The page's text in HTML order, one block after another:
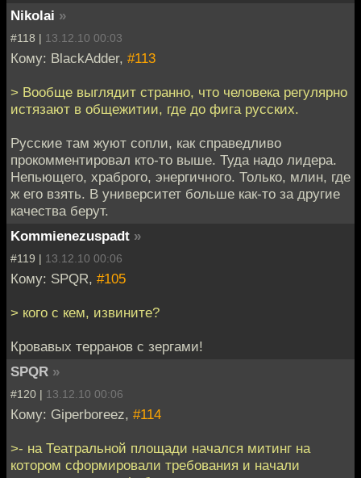
Nikolai »
#118 | 13.12.10 00:03
Кому: BlackAdder, #113
> Вообще выглядит странно, что человека регулярно
истязают в общежитии, где до фига русских.
Русские там жуют сопли, как справедливо
прокомментировал кто-то выше. Туда надо лидера.
Непьющего, храброго, энергичного. Только, млин, где
ж его взять. В университет больше как-то за другие
качества берут.
Kommienezuspadt »
#119 | 13.12.10 00:06
Кому: SPQR, #105
> кого с кем, извините?
Кровавых терранов с зергами!
SPQR »
#120 | 13.12.10 00:06
Кому: Giperboreez, #114
>- на Театральной площади начался митинг на
котором сформировали требования и начали